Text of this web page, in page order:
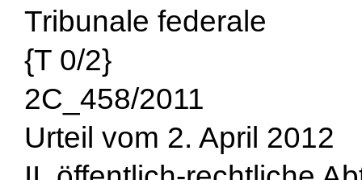
Tribunale federale
{T 0/2}
2C_458/2011
Urteil vom 2. April 2012